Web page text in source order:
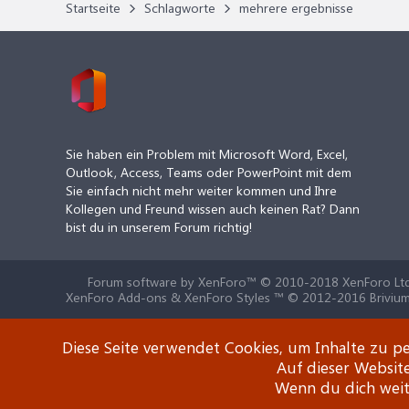
Startseite Schlagworte mehrere ergebnisse
Sie haben ein Problem mit Microsoft Word, Excel,
Outlook, Access, Teams oder PowerPoint mit dem
Sie einfach nicht mehr weiter kommen und Ihre
Kollegen und Freund wissen auch keinen Rat? Dann
bist du in unserem Forum richtig!
Forum software by XenForo™ © 2010-2018 XenForo
XenForo Add-ons & XenForo Styles ™ © 2012-2016 Brivium
Diese Seite verwendet Cookies, um Inhalte zu
Auf dieser
Wenn du dich